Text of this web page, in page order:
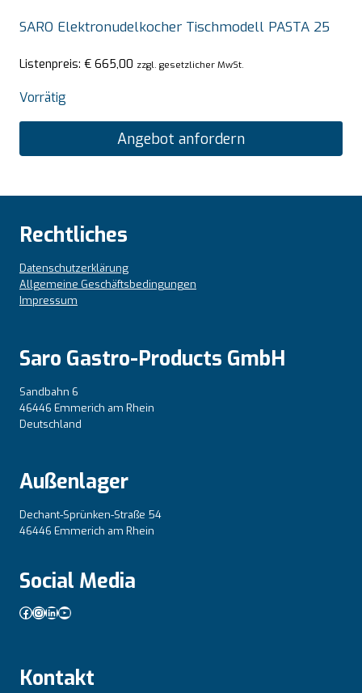
SARO Elektronudelkocher Tischmodell PASTA 25
Listenpreis: € 665,00 zzgl. gesetzlicher MwSt.
Vorrätig
Angebot anfordern
Rechtliches
Datenschutzerklärung
Allgemeine Geschäftsbedingungen
Impressum
Saro Gastro-Products GmbH
Sandbahn 6
46446 Emmerich am Rhein
Deutschland
Außenlager
Dechant-Sprünken-Straße 54
46446 Emmerich am Rhein
Social Media
Facebook
Instagram
LinkedIn
YouTube
Kontakt